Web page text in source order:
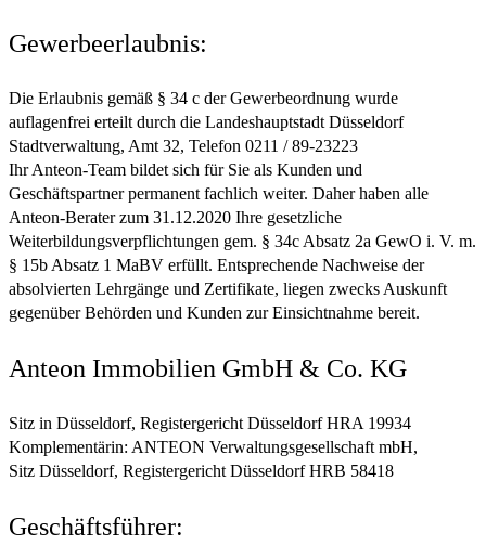
Gewerbeerlaubnis:
Die Erlaubnis gemäß § 34 c der Gewerbeordnung wurde
auflagenfrei erteilt durch die Landeshauptstadt Düsseldorf
Stadtverwaltung, Amt 32, Telefon 0211 / 89-23223
Ihr Anteon-Team bildet sich für Sie als Kunden und
Geschäftspartner permanent fachlich weiter. Daher haben alle
Anteon-Berater zum 31.12.2020 Ihre gesetzliche
Weiterbildungsverpflichtungen gem. § 34c Absatz 2a GewO i. V. m.
§ 15b Absatz 1 MaBV erfüllt. Entsprechende Nachweise der
absolvierten Lehrgänge und Zertifikate, liegen zwecks Auskunft
gegenüber Behörden und Kunden zur Einsichtnahme bereit.
Anteon Immobilien GmbH & Co. KG
Sitz in Düsseldorf, Registergericht Düsseldorf HRA 19934
Komplementärin: ANTEON Verwaltungsgesellschaft mbH,
Sitz Düsseldorf, Registergericht Düsseldorf HRB 58418
Geschäftsführer: